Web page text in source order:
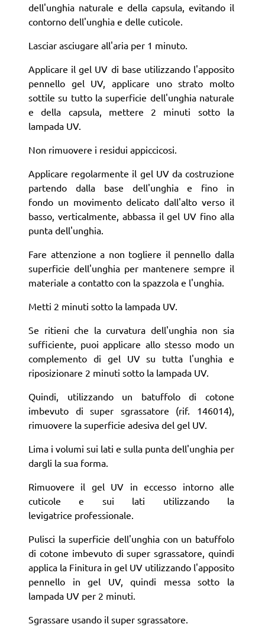
dell'unghia naturale e della capsula, evitando il
contorno dell'unghia e delle cuticole.
Lasciar asciugare all'aria per 1 minuto.
Applicare il gel UV di base utilizzando l'apposito
pennello gel UV, applicare uno strato molto
sottile su tutto la superficie dell'unghia naturale
e della capsula, mettere 2 minuti sotto la
lampada UV.
Non rimuovere i residui appiccicosi.
Applicare regolarmente il gel UV da costruzione
partendo dalla base dell'unghia e fino in
fondo un movimento delicato dall'alto verso il
basso, verticalmente, abbassa il gel UV fino alla
punta dell'unghia.
Fare attenzione a non togliere il pennello dalla
superficie dell'unghia per mantenere sempre il
materiale a contatto con la spazzola e l'unghia.
Metti 2 minuti sotto la lampada UV.
Se ritieni che la curvatura dell'unghia non sia
sufficiente, puoi applicare allo stesso modo un
complemento di gel UV su tutta l'unghia e
riposizionare 2 minuti sotto la lampada UV.
Quindi, utilizzando un batuffolo di cotone
imbevuto di super sgrassatore (rif. 146014),
rimuovere la superficie adesiva del gel UV.
Lima i volumi sui lati e sulla punta dell'unghia per
dargli la sua forma.
Rimuovere il gel UV in eccesso intorno alle
cuticole e sui lati utilizzando la
levigatrice professionale.
Pulisci la superficie dell'unghia con un batuffolo
di cotone imbevuto di super sgrassatore, quindi
applica la Finitura in gel UV utilizzando l'apposito
pennello in gel UV, quindi messa sotto la
lampada UV per 2 minuti.
Sgrassare usando il super sgrassatore.